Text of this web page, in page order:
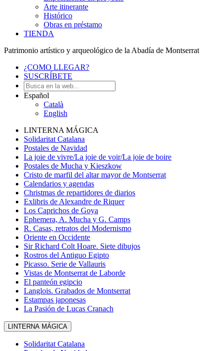
Arte itinerante
Histórico
Obras en préstamo
TIENDA
Patrimonio artístico y arqueológico de la Abadía de Montserrat
¿COMO LLEGAR?
SUSCRÍBETE
Español
Català
English
LINTERNA MÁGICA
Solidaritat Catalana
Postales de Navidad
La joie de vivre/La joie de voir/La joie de boire
Postales de Mucha y Kieszkow
Cristo de marfil del altar mayor de Montserrat
Calendarios y agendas
Christmas de repartidores de diarios
Exlibris de Alexandre de Riquer
Los Caprichos de Goya
Ephemera, A. Mucha y G. Camps
R. Casas, retratos del Modernismo
Oriente en Occidente
Sir Richard Colt Hoare. Siete dibujos
Rostros del Antiguo Egipto
Picasso. Serie de Vallauris
Vistas de Montserrat de Laborde
El panteón egipcio
Langlois. Grabados de Montserrat
Estampas japonesas
La Pasión de Lucas Cranach
LINTERNA MÁGICA
Solidaritat Catalana